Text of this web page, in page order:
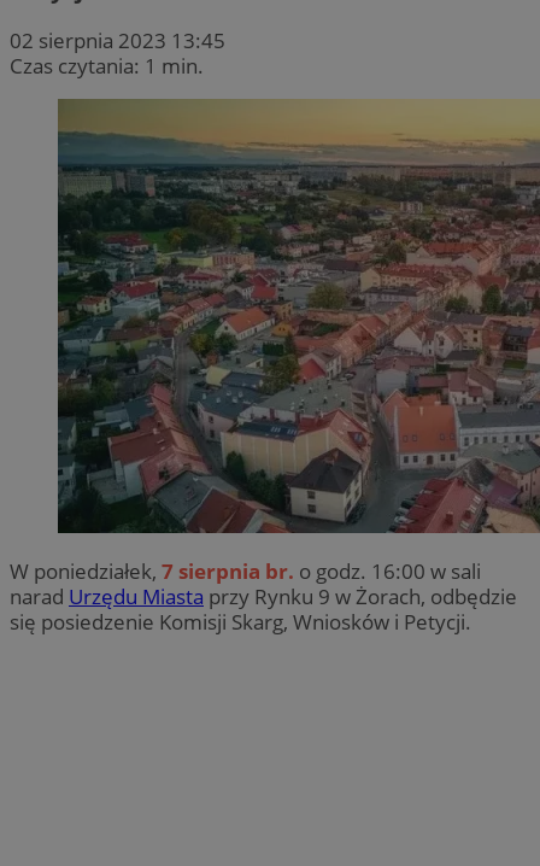
02 sierpnia 2023 13:45
Czas czytania: 1 min.
W poniedziałek, 7 sierpnia br. o godz. 16:00 w sali
narad Urzędu Miasta przy Rynku 9 w Żorach, odbędzie
się posiedzenie Komisji Skarg, Wniosków i Petycji.